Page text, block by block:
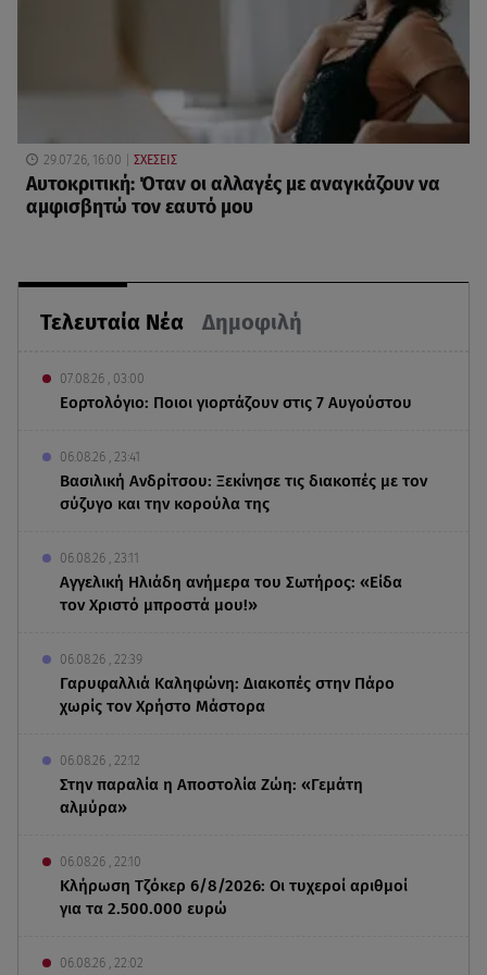
Τελευταία Νέα Δημοφιλή
07.08.26 , 03:00
Εορτολόγιο: Ποιοι γιορτάζουν στις 7 Αυγούστου
06.08.26 , 23:41
Βασιλική Ανδρίτσου: Ξεκίνησε τις διακοπές με τον
σύζυγο και την κορούλα της
06.08.26 , 23:11
Αγγελική Ηλιάδη ανήμερα του Σωτήρος: «Είδα
τον Χριστό μπροστά μου!»
06.08.26 , 22:39
Γαρυφαλλιά Καληφώνη: Διακοπές στην Πάρο
χωρίς τον Χρήστο Μάστορα
06.08.26 , 22:12
Στην παραλία η Αποστολία Ζώη: «Γεμάτη
αλμύρα»
06.08.26 , 22:10
Κλήρωση Τζόκερ 6/8/2026: Οι τυχεροί αριθμοί
για τα 2.500.000 ευρώ
06.08.26 , 22:02
29.07.26, 16:00 ΣΧΕΣΕΙΣ
Αυτοκριτική: Όταν οι αλλαγές με αναγκάζουν να
αμφισβητώ τον εαυτό μου